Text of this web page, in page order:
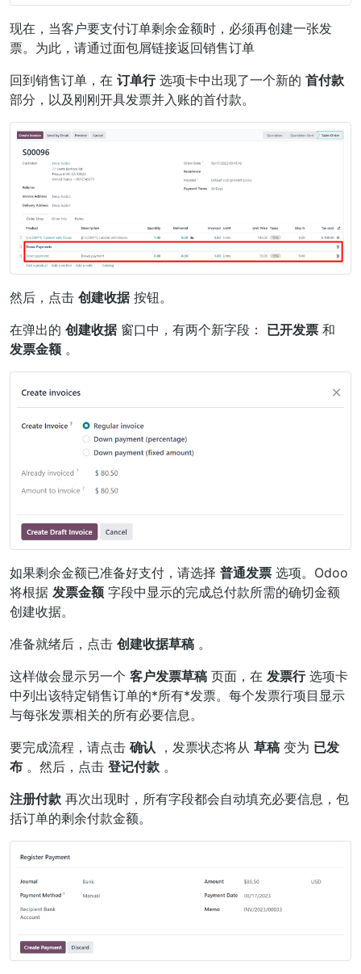
现在，当客户要支付订单剩余金额时，必须再创建一张发
票。为此，请通过面包屑链接返回销售订单
回到销售订单，在 订单行选项卡中出现了一个新的 首付款
部分，以及刚刚开具发票并入账的首付款。
然后，点击 创建收据按钮。
在弹出的 创建收据窗口中，有两个新字段： 已开发票 和
发票金额 。
如果剩余金额已准备好支付，请选择 普通发票 选项。Odoo
将根据 发票金额 字段中显示的完成总付款所需的确切金额
创建收据。
准备就绪后，点击 创建收据草稿 。
这样做会显示另一个 客户发票草稿 页面，在 发票行选项卡
中列出该特定销售订单的*所有*发票。每个发票行项目显示
与每张发票相关的所有必要信息。
要完成流程，请点击 确认 ，发票状态将从 草稿 变为 已发
布 。然后，点击 登记付款 。
注册付款 再次出现时，所有字段都会自动填充必要信息，包
括订单的剩余付款金额。